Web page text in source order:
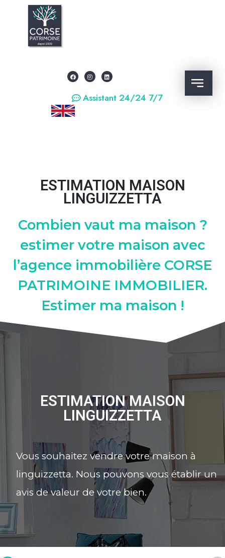
Assistant 24/24 7/7
ESTIMATION MAISON
LINGUIZZETTA
Combien vaut ma maison ?
estimer votre maison avec
l’agence immobilière CORSE
PATRIMOINE IMMOBILIER.
Estimer ma maison !
ESTIMATION MAISON
LINGUIZZETTA
Vous souhaitez vendre votre maison à
linguizzetta. Nous pouvons vous établir un
avis de valeur de votre bien.